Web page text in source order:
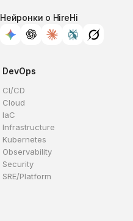
Нейронки о HireHi
DevOps
CI/CD
Cloud
IaC
Infrastructure
Kubernetes
Observability
Security
SRE/Platform